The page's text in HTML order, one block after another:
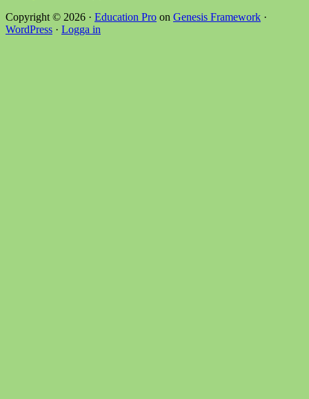
Copyright © 2026 · Education Pro on Genesis Framework ·
WordPress · Logga in